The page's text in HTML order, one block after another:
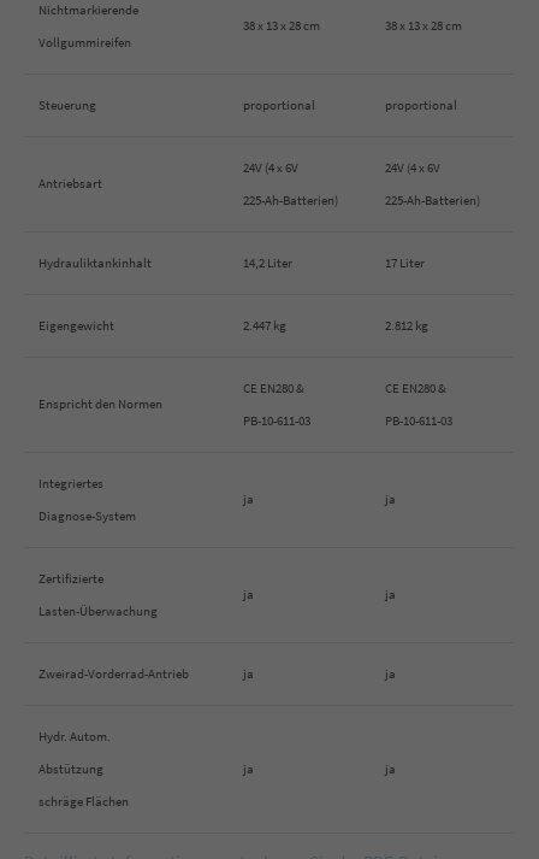
Nichtmarkierende
Vollgummireifen
38 x 13 x 28 cm 38 x 13 x 28 cm
Steuerung proportional proportional
Antriebsart
24V (4 x 6V
225-Ah-Batterien)
24V (4 x 6V
225-Ah-Batterien)
Hydrauliktankinhalt 14,2 Liter 17 Liter
Eigengewicht 2.447 kg 2.812 kg
Enspricht den Normen
CE EN280 &
PB-10-611-03
CE EN280 &
PB-10-611-03
Integriertes
Diagnose-System
ja ja
Zertifizierte
Lasten-Überwachung
ja ja
Zweirad-Vorderrad-Antrieb ja ja
Hydr. Autom.
Abstützung
schräge Flächen
ja ja